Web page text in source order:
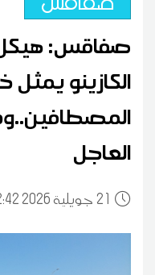
صفاقس:
الكازينو
العاجل
21 12:42 2026 جويلية